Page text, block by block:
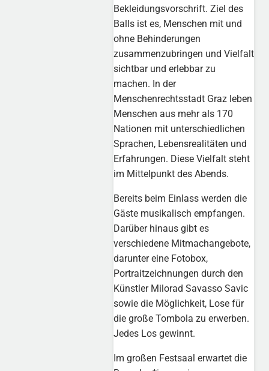
Bekleidungsvorschrift. Ziel des
Balls ist es, Menschen mit und
ohne Behinderungen
zusammenzubringen und Vielfalt
sichtbar und erlebbar zu
machen. In der
Menschenrechtsstadt Graz leben
Menschen aus mehr als 170
Nationen mit unterschiedlichen
Sprachen, Lebensrealitäten und
Erfahrungen. Diese Vielfalt steht
im Mittelpunkt des Abends.
Bereits beim Einlass werden die
Gäste musikalisch empfangen.
Darüber hinaus gibt es
verschiedene Mitmachangebote,
darunter eine Fotobox,
Portraitzeichnungen durch den
Künstler Milorad Savasso Savic
sowie die Möglichkeit, Lose für
die große Tombola zu erwerben.
Jedes Los gewinnt.
Im großen Festsaal erwartet die